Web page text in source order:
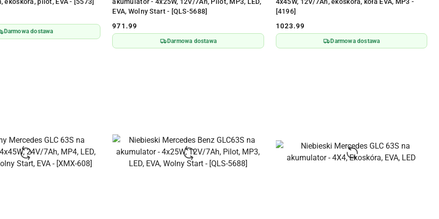
Darmowa dostawa
EVA, Wolny Start - [QLS-5688]
Cena:
971.99
Darmowa dostawa
[4196]
Cena:
1023.99
Darmowa dostawa